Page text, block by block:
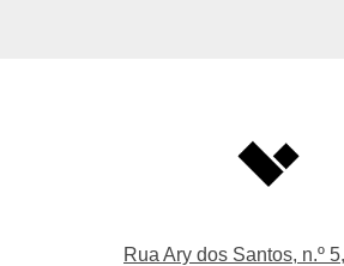
Rua Ary dos Santos, n.º